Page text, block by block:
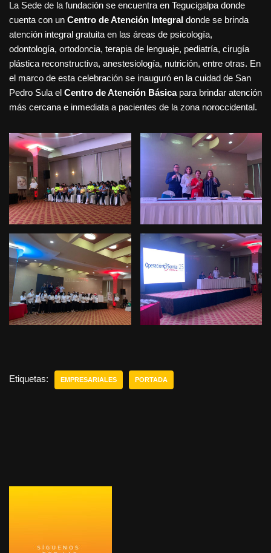
La Sede de la fundación se encuentra en Tegucigalpa donde
cuenta con un Centro de Atención Integral donde se brinda
atención integral gratuita en las áreas de psicología,
odontología, ortodoncia, terapia de lenguaje, pediatría, cirugía
plástica reconstructiva, anestesiología, nutrición, entre otras. En
el marco de esta celebración se inauguró en la cuidad de San
Pedro Sula el Centro de Atención Básica para brindar atención
más cercana e inmediata a pacientes de la zona noroccidental.
Etiquetas: EMPRESARIALES PORTADA